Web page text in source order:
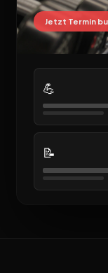
Jetzt Termin
💪
📝